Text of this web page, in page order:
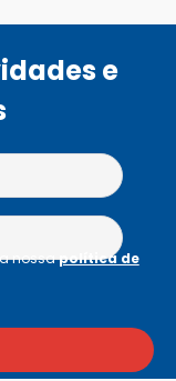
e
nossapolítica de